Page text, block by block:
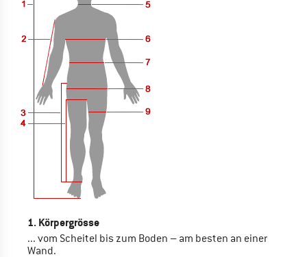
1. Körpergrösse
... vom Scheitel bis zum Boden – am besten an einer
Wand.